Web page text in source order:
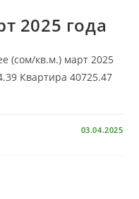
2025 года
(сом/кв.м.) март 2025
Квартира 40725.47
03.04.2025